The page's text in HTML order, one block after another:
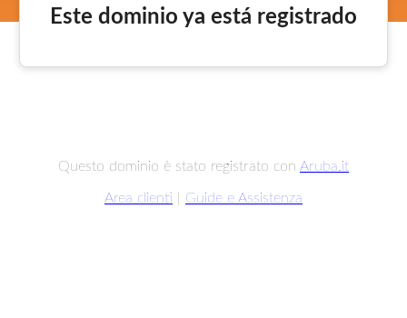
Este dominio ya está registrado
Questo dominio è stato registrato con Aruba.it
Area clienti Guide e Assistenza